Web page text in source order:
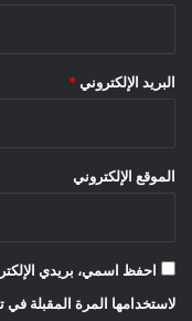
البريد الإلكتروني *
الموقع الإلكتروني
احفظ اسمي، بريدي
لاستخدامها المرة المقبلة في